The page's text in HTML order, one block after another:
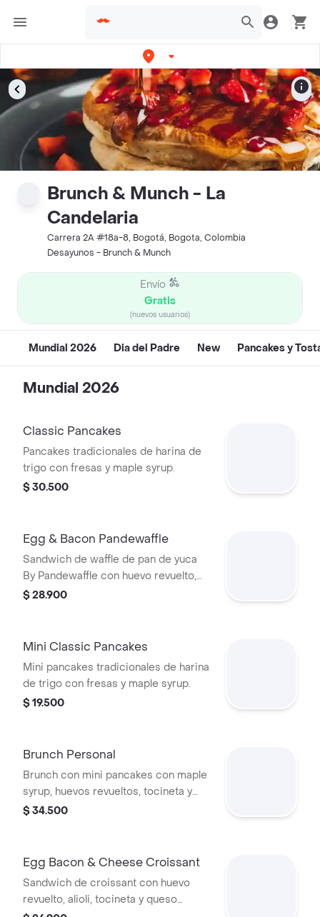
Brunch & Munch - La
Candelaria
Carrera 2A #18a-8, Bogotá, Bogota, Colombia
Desayunos - Brunch & Munch
Envío
Gratis
(nuevos usuarios)
Mundial 2026 Dia del Padre New Pancakes y
Mundial 2026
Classic Pancakes
Pancakes tradicionales de harina de
trigo con fresas y maple syrup.
$ 30.500
Egg & Bacon Pandewaffle
Sandwich de waffle de pan de yuca
By Pandewaffle con huevo revuelto,
queso cheddar y tocineta crocante.
$ 28.900
Mini Classic Pancakes
Mini pancakes tradicionales de harina
de trigo con fresas y maple syrup.
$ 19.500
Brunch Personal
Brunch con mini pancakes con maple
syrup, huevos revueltos, tocineta y
papas rostizadas.
$ 34.500
Egg Bacon & Cheese Croissant
Sandwich de croissant con huevo
revuelto, alioli, tocineta y queso